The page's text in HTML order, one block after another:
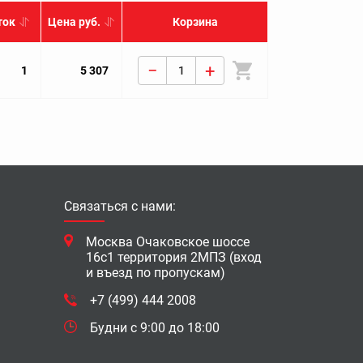
Цена руб. Корзина
1 5 307 − +
Связаться с нами:
Москва Очаковское шоссе
16с1 территория 2МПЗ (вход
и въезд по пропускам)
+7 (499) 444 2008
Будни с 9:00 до 18:00